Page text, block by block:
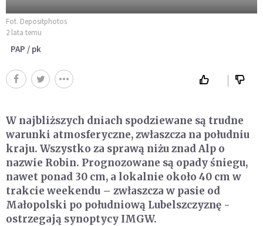
Fot. Depositphotos
2 lata temu
PAP / pk
W najbliższych dniach spodziewane są trudne
warunki atmosferyczne, zwłaszcza na południu
kraju. Wszystko za sprawą niżu znad Alp o
nazwie Robin. Prognozowane są opady śniegu,
nawet ponad 30 cm, a lokalnie około 40 cm w
trakcie weekendu – zwłaszcza w pasie od
Małopolski po południową Lubelszczyznę -
ostrzegają synoptycy IMGW.